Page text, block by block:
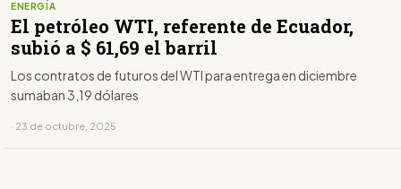
ENERGÍA
El petróleo WTI, referente de Ecuador,
subió a $ 61,69 el barril
Los contratos de futuros del WTI para entrega en diciembre
sumaban 3,19 dólares
· 23 de octubre, 2025